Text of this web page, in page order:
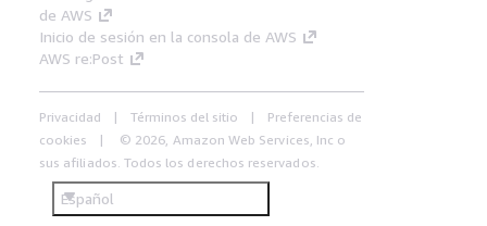
de AWS
Inicio de sesión en la consola de AWS
AWS re:Post
Privacidad Términos del sitio
Preferencias de
cookies
© 2026, Amazon Web Services, Inc o
sus afiliados. Todos los derechos reservados.
Español